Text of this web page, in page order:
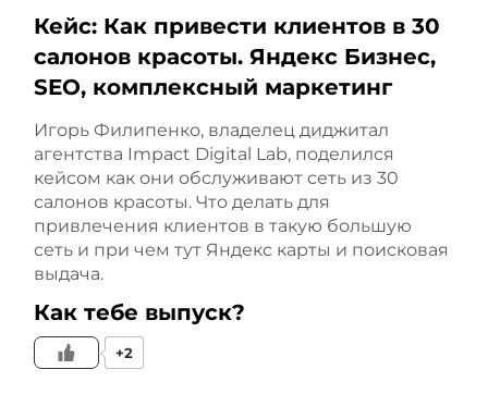
Кейс: Как привести клиентов в 30
салонов красоты. Яндекс Бизнес,
SEO, комплексный маркетинг
Игорь Филипенко, владелец диджитал
агентства Impact Digital Lab, поделился
кейсом как они обслуживают сеть из 30
салонов красоты. Что делать для
привлечения клиентов в такую большую
сеть и при чем тут Яндекс карты и поисковая
выдача.
Как тебе выпуск?
+2